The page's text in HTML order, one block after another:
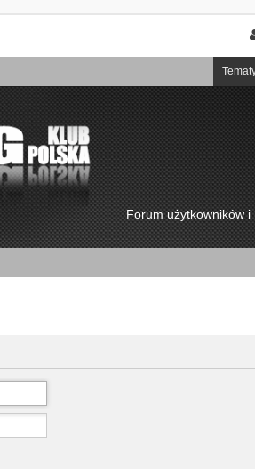
Forum użytkowników i